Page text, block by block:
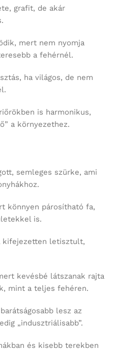
grafit, de akár
mert nem nyomja
a fehérnél.
ha világos, de nem
is harmonikus,
a környezethez.
semleges szürke, ami
könnyen párosítható fa,
is.
kifejezetten letisztult,
kevésbé látszanak rajta
mint a teljes fehéren.
lesz az
„indusztriálisabb”.
és kisebb terekben